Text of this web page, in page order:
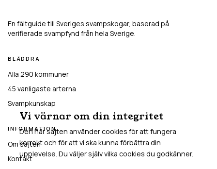
En fältguide till Sveriges svampskogar, baserad på
verifierade svampfynd från hela Sverige.
BLÄDDRA
Alla 290 kommuner
45 vanligaste arterna
Svampkunskap
INFORMATION
Om sajten
Kontakt
Vi värnar om din integritet
Den här sajten använder cookies för att fungera
korrekt och för att vi ska kunna förbättra din
upplevelse. Du väljer själv vilka cookies du godkänner.